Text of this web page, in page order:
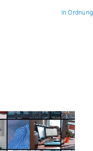
Show / hide main menuIn Ordnung